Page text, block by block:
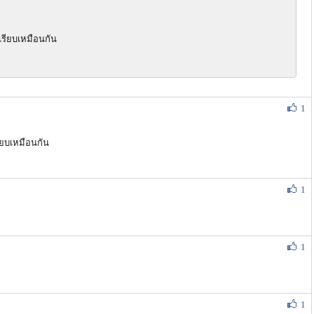
รียบเหมือนกัน
1
บเหมือนกัน
1
1
1